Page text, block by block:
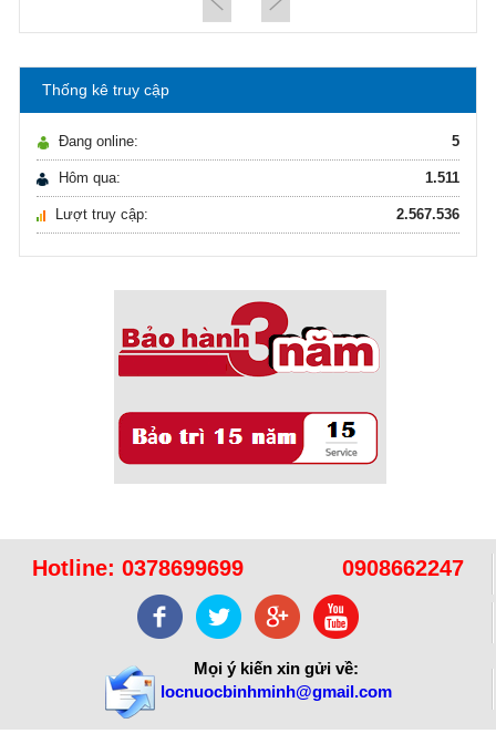
21/10/2021
Hướng dẫn lựa chọn máy lọc nước Gia ...
Ô nhiễm nguồn nước và vấn đề sức khỏe
Sử dụng năng lượng mặt trời để xử lý ...
Sử dụng năng lượng mặt trời để xử lý ...
Thống kê truy cập
Đang online: 5
Hôm qua: 1.511
Lượt truy cập: 2.567.536
Hotline: 0378699699 0908662247
Mọi ý kiến xin gửi về:
locnuocbinhminh@gmail.com